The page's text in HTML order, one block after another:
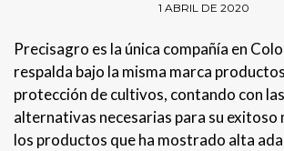
1 ABRIL DE 2020
Precisagro es la única compañía en
respalda bajo la misma marca
protección de cultivos, contando con
alternativas necesarias para su exitoso
los productos que ha mostrado alta